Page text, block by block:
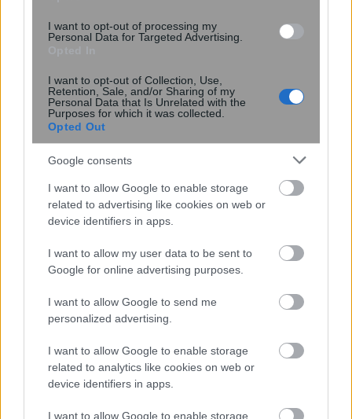
I want to opt-out of processing my
Personal Data for Targeted Advertising.
I want to opt-out of Collection, Use,
Retention, Sale, and/or Sharing of my
Personal Data that Is Unrelated with the
Purposes for which it was collected.
Opted Out
Google consents
I want to allow Google to enable storage
related to advertising like cookies on web or
device identifiers in apps.
I want to allow my user data to be sent to
Google for online advertising purposes.
I want to allow Google to send me
personalized advertising.
I want to allow Google to enable storage
related to analytics like cookies on web or
device identifiers in apps.
I want to allow Google to enable storage
αποβλήτων μπορεί να αυξήσει τη
, 8 Αυγούστου 2026 ||